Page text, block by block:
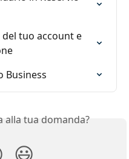
tuo account e
Business
alla tua domanda?